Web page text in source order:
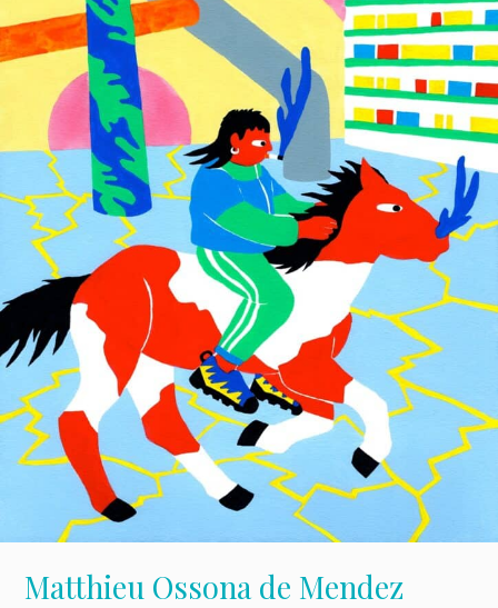
Matthieu Ossona de Mendez